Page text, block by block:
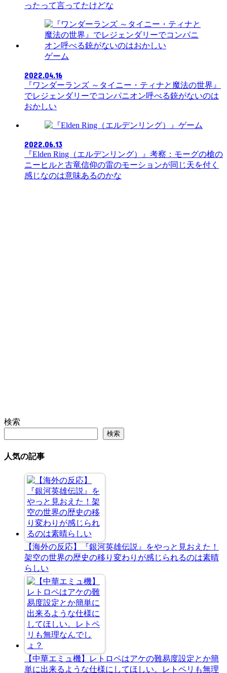
ったって言ってたけどな
ゲーム
2022.04.16
『ワンダーランズ ～タイニー・ティナと魔法の世界』
でレジェンダリーでコンパニオン呼べる銃がないのは
おかしい
ゲーム
2022.06.13
『Elden Ring（エルデンリング）』考察：モーグの槍の
ニーヒルと古竜信仰の雷のモーションが同じ天を付く
感じなのは意味あるのかな
検索
検索
人気の記事
【海外の反応】『銀河英雄伝説』をやっと見おえた！
架空の世界の歴史の移り変わりが感じられるのは素晴
らしい
【中華エミュ機】レトロペはアケの難易度設定とか簡
単に出来るような仕様にしてほしい。レトペリも無理